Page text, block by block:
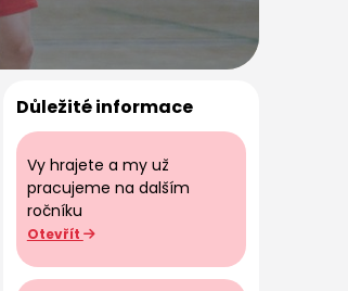
Důležité informace
Vy hrajete a my už
pracujeme na dalším
ročníku
Otevřít